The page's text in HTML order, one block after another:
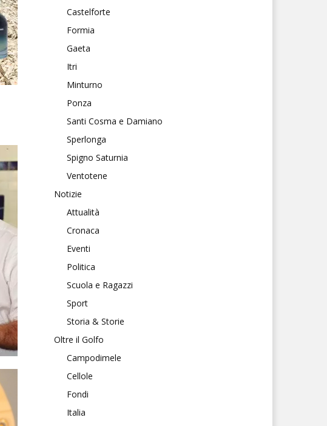
Castelforte
Formia
Gaeta
Itri
Minturno
Ponza
Santi Cosma e Damiano
Sperlonga
Spigno Saturnia
Ventotene
Notizie
Attualità
Cronaca
Eventi
Politica
Scuola e Ragazzi
Sport
Storia & Storie
Oltre il Golfo
Campodimele
Cellole
Fondi
Italia